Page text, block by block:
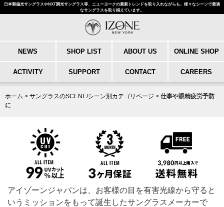
日本製偏光サングラスやNXT調光サングラス等、ニューヨークの最新トレンドを取り入れながらも、様々なシーンで最適
なサングラスを取り揃えています。
NEWS SHOP LIST ABOUT US ONLINE SHOP
ACTIVITY SUPPORT CONTACT CAREERS
ホーム > サングラスのSCENE/シーン別カテゴリページ > 仕事や眼精疲労予防
に
アイゾーンジャパンは、お客様の目を有害光線から守ると
いうミッションをもって誕生したサングラスメーカーで